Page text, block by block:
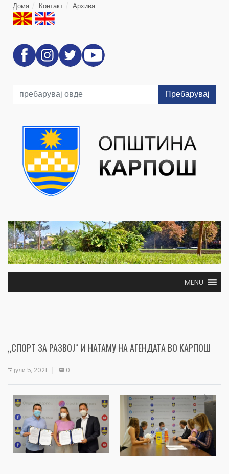
Дома Контакт Архива
Пребарувај
MENU
„СПОРТ ЗА РАЗВОЈ“ И НАТАМУ НА АГЕНДАТА ВО КАРПОШ
јули 5, 2021 0